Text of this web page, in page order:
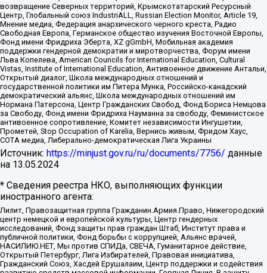
возвращение Северных территорий, Крымскотатарский Ресурсный
Центр, Глобальный союз IndustriALL, Russian Election Monitor, Article 19,
Мнение медиа, Федерация анархического черного креста, Радио
Свободная Европа, Германское общество изучения Восточной Европы,
Фонд имени Фридриха Эберта, XZ gGmbH, Мобильная академия
поддержки гендерной демократии и миротворчества, Форум имени
Льва Копелева, American Councils for International Education, Cultural
Vistas, Institute of International Education, Антивоенное движение Антальи,
Открытый диалог, Школа международных отношений и
государственной политики им Питера Мунка, Российско-канадский
демократический альянс, Школа международных отношений им
Нормана Патерсона, Центр Гражданских Свобод, Фонд Бориса Немцова
за Свободу, Фонд имени Фридриха Науманна за свободу, Феминистское
антивоенное сопротивление, Комитет независимости Ингушетии,
Прометей, Stop Occupation of Karelia, Вернись живым, Фридом Хаус,
СОТА медиа, Либерально-демократическая Лига Украины
Источник: https://minjust.gov.ru/ru/documents/7756/ данные
на 13.05.2024
* Сведения реестра НКО, выполняющих функции
иностранного агента:
Лилит, Правозащитная группа Гражданин.Армия.Право, Нижегородский
центр немецкой и европейской культуры, Центр гендерных
исследований, Фонд защиты прав граждан Штаб, Институт права и
публичной политики, Фонд борьбы с коррупцией, Альянс врачей,
НАСИЛИЮ.НЕТ, Мы против СПИДа, СВЕЧА, Гуманитарное действие,
Открытый Петербург, Лига Избирателей, Правовая инициатива,
Гражданский Союз, Хасдей Ерушалаим, Центр поддержки и содействия